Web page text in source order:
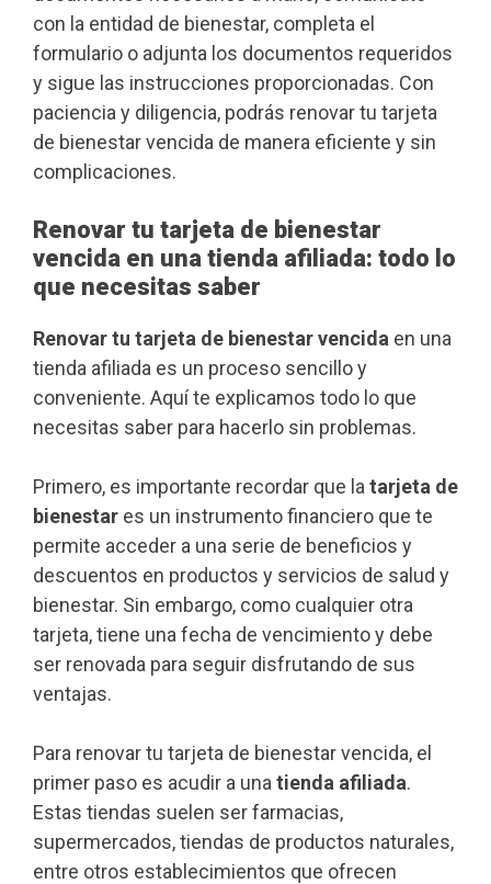
con la entidad de bienestar, completa el
formulario o adjunta los documentos requeridos
y sigue las instrucciones proporcionadas. Con
paciencia y diligencia, podrás renovar tu tarjeta
de bienestar vencida de manera eficiente y sin
complicaciones.
Renovar tu tarjeta de bienestar
vencida en una tienda afiliada: todo lo
que necesitas saber
Renovar tu tarjeta de bienestar vencida en una
tienda afiliada es un proceso sencillo y
conveniente. Aquí te explicamos todo lo que
necesitas saber para hacerlo sin problemas.
Primero, es importante recordar que la tarjeta de
bienestar es un instrumento financiero que te
permite acceder a una serie de beneficios y
descuentos en productos y servicios de salud y
bienestar. Sin embargo, como cualquier otra
tarjeta, tiene una fecha de vencimiento y debe
ser renovada para seguir disfrutando de sus
ventajas.
Para renovar tu tarjeta de bienestar vencida, el
primer paso es acudir a una tienda afiliada.
Estas tiendas suelen ser farmacias,
supermercados, tiendas de productos naturales,
entre otros establecimientos que ofrecen